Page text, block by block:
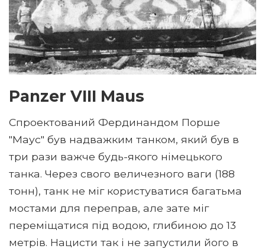
Panzer VIII Maus
Спроектований Фердинандом Порше
"Маус" був надважким танком, який був в
три рази важче будь-якого німецького
танка. Через свого величезного ваги (188
тонн), танк не міг користуватися багатьма
мостами для переправ, але зате міг
переміщатися під водою, глибиною до 13
метрів. Нацисти так і не запустили його в